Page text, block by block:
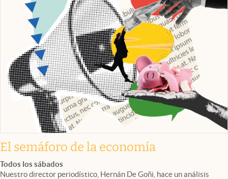
El semáforo de la economía
Todos los sábados
Nuestro director periodístico, Hernán De Goñi, hace un análisis